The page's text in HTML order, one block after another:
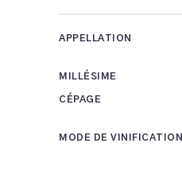
APPELLATION
MILLÉSIME
CÉPAGE
MODE DE VINIFICATION